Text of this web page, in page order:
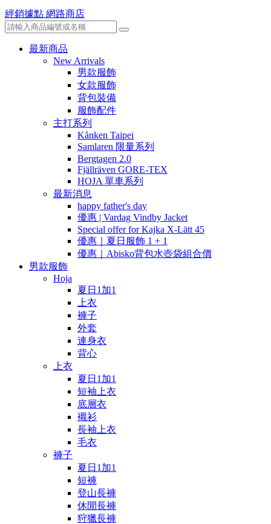
經銷據點 網路商店
最新商品
New Arrivals
男款服飾
女款服飾
背包裝備
服飾配件
主打系列
Kånken Taipei
Samlaren 限量系列
Bergtagen 2.0
Fjällräven GORE-TEX
HOJA 單車系列
最新消息
happy father's day
優惠 | Vardag Vindby Jacket
Special offer for Kajka X-Lätt 45
優惠｜夏日服飾 1 + 1
優惠｜Abisko背包水壺袋組合價
男款服飾
Hoja
夏日1加1
上衣
褲子
外套
連身衣
背心
上衣
夏日1加1
短袖上衣
底層衣
襯衫
長袖上衣
毛衣
褲子
夏日1加1
短褲
登山長褲
休閒長褲
狩獵長褲